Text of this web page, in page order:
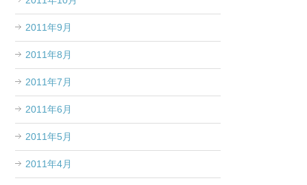
2011年9月
2011年8月
2011年7月
2011年6月
2011年5月
2011年4月